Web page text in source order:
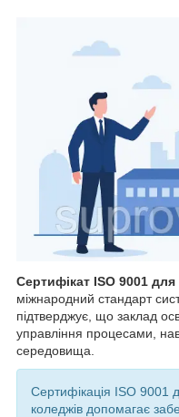
Сертифікат ISO 9001 для
міжнародний стандарт
підтверджує, що заклад
управління процесами,
середовища.
Сертифікація ISO 9001
коледжів допомагає